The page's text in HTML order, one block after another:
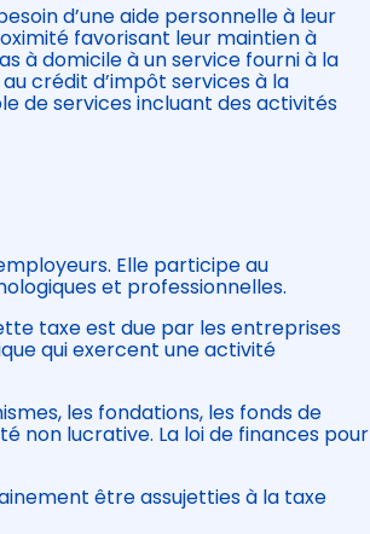
d’une aide personnelle à leur
favorisant leur maintien à
à domicile à un service fourni à la
crédit d’impôt services à la
de services incluant des activités
Elle participe au
et professionnelles.
taxe est due par les entreprises
qui exercent une activité
les fondations, les fonds de
non lucrative. La loi de finances pour
être assujetties à la taxe